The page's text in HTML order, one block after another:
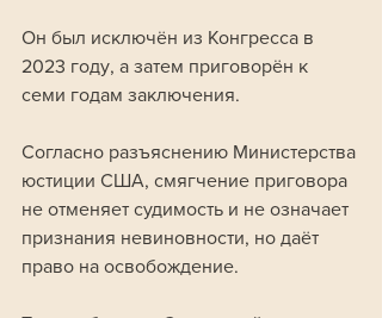
Он был исключён из Конгресса в
2023 году, а затем приговорён к
семи годам заключения.
Согласно разъяснению Министерства
юстиции США, смягчение приговора
не отменяет судимость и не означает
признания невиновности, но даёт
право на освобождение.